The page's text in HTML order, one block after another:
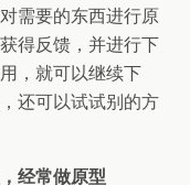
需要的东西进行原
得反馈，并进行下
，就可以继续下
还可以试试别的方
经常做原型